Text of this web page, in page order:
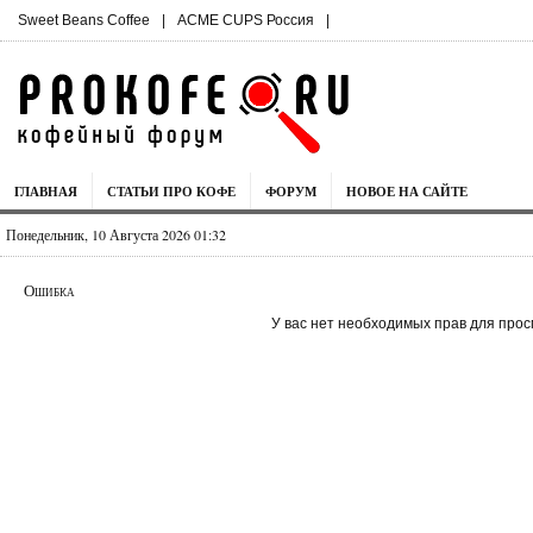
Sweet Beans Coffee | ACME CUPS Россия |
ГЛАВНАЯ СТАТЬИ ПРО КОФЕ ФОРУМ НОВОЕ НА САЙТЕ
Понедельник, 10 Августа 2026 01:32
Ошибка
У вас нет необходимых прав для